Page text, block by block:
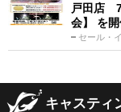
セール・
戸田店
会】 を
キャスティ